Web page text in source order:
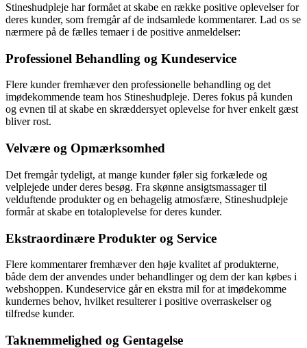
Stineshudpleje har formået at skabe en række positive oplevelser for
deres kunder, som fremgår af de indsamlede kommentarer. Lad os se
nærmere på de fælles temaer i de positive anmeldelser:
Professionel Behandling og Kundeservice
Flere kunder fremhæver den professionelle behandling og det
imødekommende team hos Stineshudpleje. Deres fokus på kunden
og evnen til at skabe en skræddersyet oplevelse for hver enkelt gæst
bliver rost.
Velvære og Opmærksomhed
Det fremgår tydeligt, at mange kunder føler sig forkælede og
velplejede under deres besøg. Fra skønne ansigtsmassager til
velduftende produkter og en behagelig atmosfære, Stineshudpleje
formår at skabe en totaloplevelse for deres kunder.
Ekstraordinære Produkter og Service
Flere kommentarer fremhæver den høje kvalitet af produkterne,
både dem der anvendes under behandlinger og dem der kan købes i
webshoppen. Kundeservice går en ekstra mil for at imødekomme
kundernes behov, hvilket resulterer i positive overraskelser og
tilfredse kunder.
Taknemmelighed og Gentagelse